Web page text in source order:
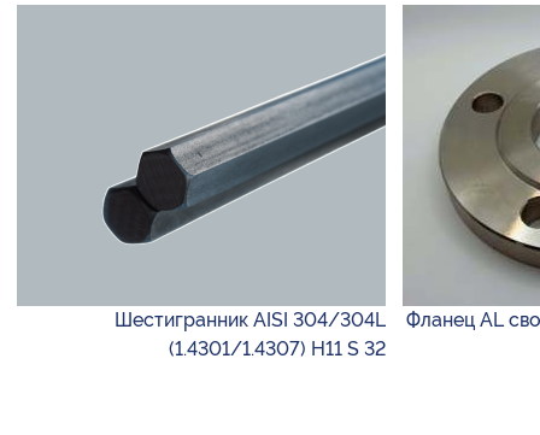
Шестигранник AISI 304/304L
(1.4301/1.4307) H11 S 32
Фланец AL